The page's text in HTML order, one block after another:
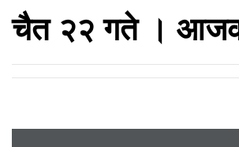
चैत २२ गते ।